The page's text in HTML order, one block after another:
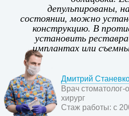
депульпированы,
состоянии, можно
конструкцию. В
установить
имплантах или
Дмитрий
Врач
хирург
Стаж работы: с